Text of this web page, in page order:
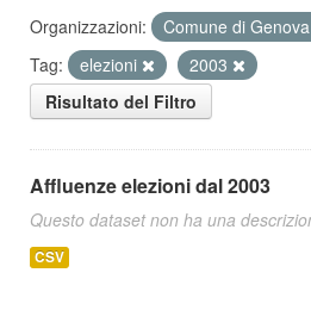
Organizzazioni: Comune di Genova
Tag:
elezioni
2003
Risultato del Filtro
Affluenze elezioni dal 2003
Questo dataset non ha una
CSV